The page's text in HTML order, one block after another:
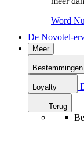
Word
De Novotel-
Meer
Bestemmingen
Loyalty
Terug